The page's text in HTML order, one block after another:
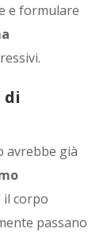
e formulare
di
avrebbe già
il corpo
passano